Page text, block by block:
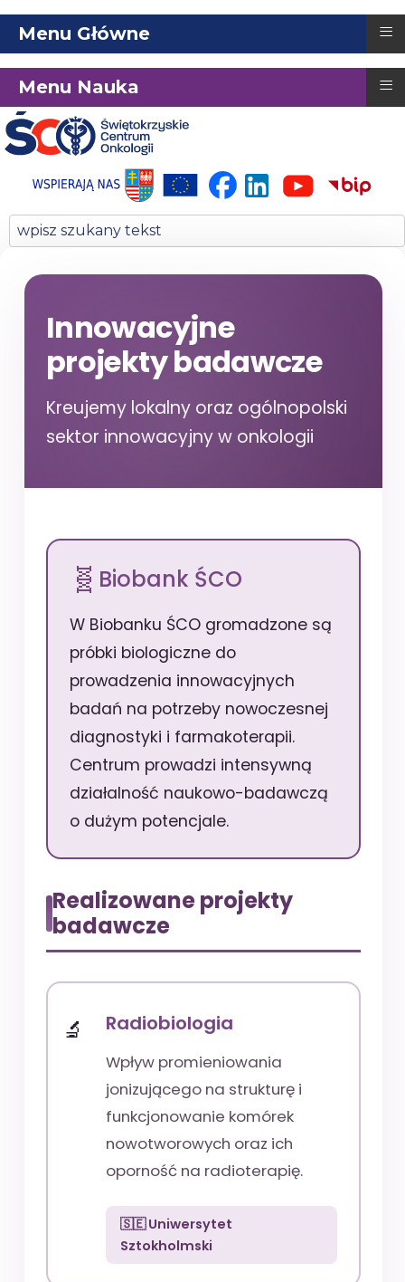
Menu Główne ≡
Menu Nauka ≡
Innowacyjne
projekty badawcze
Kreujemy lokalny oraz ogólnopolski
sektor innowacyjny w onkologii
Biobank ŚCO
W Biobanku ŚCO gromadzone są
próbki biologiczne do
prowadzenia innowacyjnych
badań na potrzeby nowoczesnej
diagnostyki i farmakoterapii.
Centrum prowadzi intensywną
działalność naukowo-badawczą
o dużym potencjale.
Realizowane projekty
badawcze
Radiobiologia
Wpływ promieniowania
jonizującego na strukturę i
funkcjonowanie komórek
nowotworowych oraz ich
oporność na radioterapię.
🇸🇪 Uniwersytet
Sztokholmski